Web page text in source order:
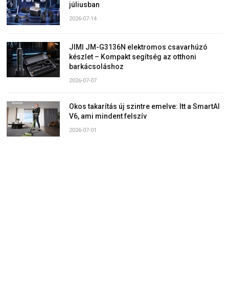
júliusban
2026-07-14
JIMI JM-G3136N elektromos csavarhúzó
készlet – Kompakt segítség az otthoni
barkácsoláshoz
2026-07-07
Okos takarítás új szintre emelve: Itt a SmartAI
V6, ami mindent felszív
2026-07-01